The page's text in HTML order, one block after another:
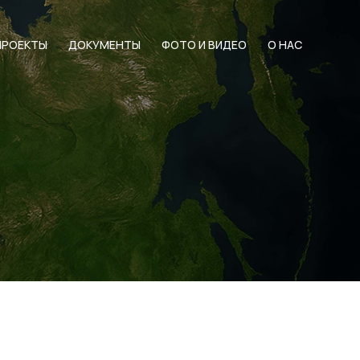
ДОКУМЕНТЫ ФОТО И ВИДЕО О НАС